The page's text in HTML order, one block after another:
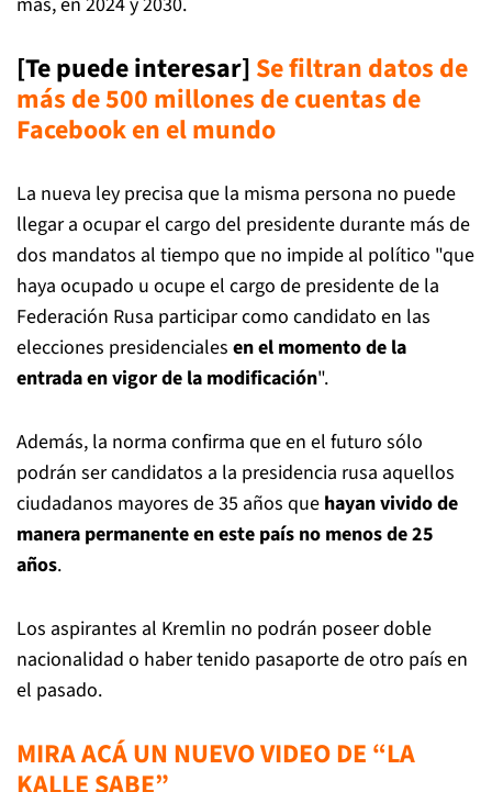
[Te puede interesar] Se filtran datos de
más de 500 millones de cuentas de
Facebook en el mundo
La nueva ley precisa que la misma persona no puede
llegar a ocupar el cargo del presidente durante más de
dos mandatos al tiempo que no impide al político "que
haya ocupado u ocupe el cargo de presidente de la
Federación Rusa participar como candidato en las
elecciones presidenciales en el momento de la
entrada en vigor de la modificación".
Además, la norma confirma que en el futuro sólo
podrán ser candidatos a la presidencia rusa aquellos
ciudadanos mayores de 35 años que hayan vivido de
manera permanente en este país no menos de 25
años.
Los aspirantes al Kremlin no podrán poseer doble
nacionalidad o haber tenido pasaporte de otro país en
el pasado.
MIRA ACÁ UN NUEVO VIDEO DE “LA